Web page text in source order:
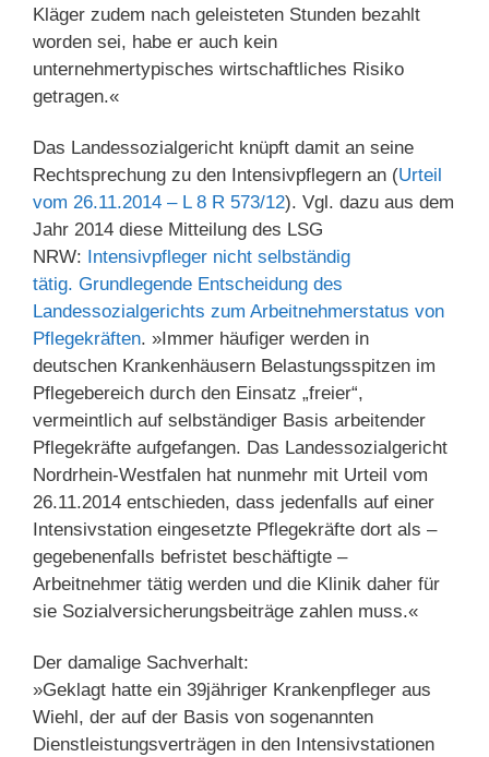
Kläger zudem nach geleisteten Stunden bezahlt
worden sei, habe er auch kein
unternehmertypisches wirtschaftliches Risiko
getragen.«
Das Landessozialgericht knüpft damit an seine
Rechtsprechung zu den Intensivpflegern an (Urteil
vom 26.11.2014 – L 8 R 573/12). Vgl. dazu aus dem
Jahr 2014 diese Mitteilung des LSG
NRW:
Intensivpfleger nicht selbständig
tätig. Grundlegende Entscheidung des
Landessozialgerichts zum Arbeitnehmerstatus von
Pflegekräften. »Immer häufiger werden in
deutschen Krankenhäusern Belastungsspitzen im
Pflegebereich durch den Einsatz „freier“,
vermeintlich auf selbständiger Basis arbeitender
Pflegekräfte aufgefangen. Das Landessozialgericht
Nordrhein-Westfalen hat nunmehr mit Urteil vom
26.11.2014 entschieden, dass jedenfalls auf einer
Intensivstation eingesetzte Pflegekräfte dort als –
gegebenenfalls befristet beschäftigte –
Arbeitnehmer tätig werden und die Klinik daher für
sie Sozialversicherungsbeiträge zahlen muss.«
Der damalige Sachverhalt:
»Geklagt hatte ein 39jähriger Krankenpfleger aus
Wiehl, der auf der Basis von sogenannten
Dienstleistungsverträgen in den Intensivstationen